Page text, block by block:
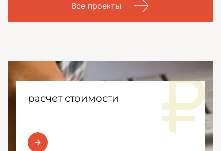
Все проекты
расчет стоимости